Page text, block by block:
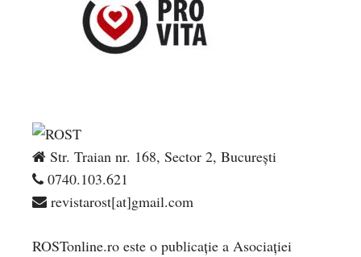
Str. Traian nr. 168, Sector 2, București
0740.103.621
revistarost[at]gmail.com
ROSTonline.ro este o publicaţie a Asociaţiei